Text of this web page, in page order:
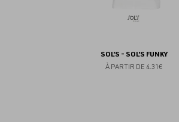
SOL'S - SOL'S FUNKY
À PARTIR DE 4.31€